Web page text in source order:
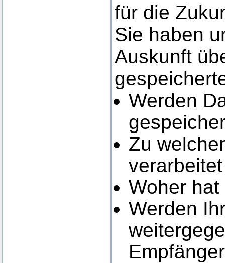
für die
Sie haben
Auskunft
Werden
Zu
Woher
Werden